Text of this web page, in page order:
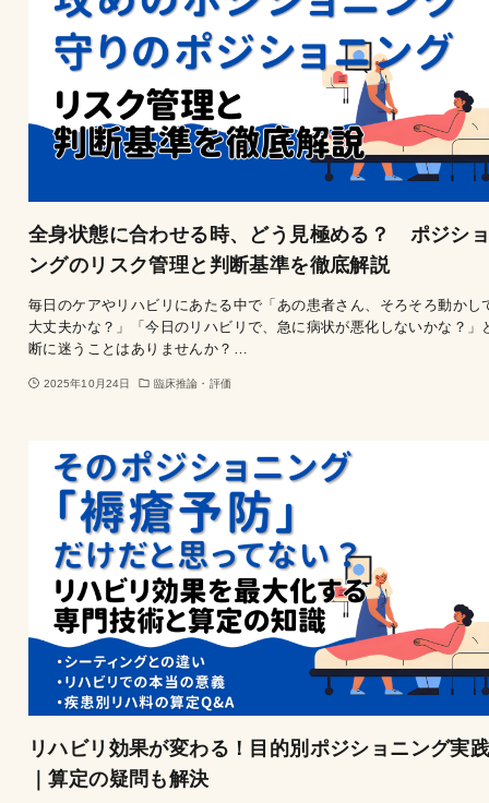
全身状態に合わせる時、どう見極める？ ポジシ
ングのリスク管理と判断基準を徹底解説
毎日のケアやリハビリにあたる中で「あの患者さん、そろそろ動かし
大丈夫かな？」「今日のリハビリで、急に病状が悪化しないかな？」
断に迷うことはありませんか？…
2025年10月24日 臨床推論・評価
リハビリ効果が変わる！目的別ポジショニング実
｜算定の疑問も解決